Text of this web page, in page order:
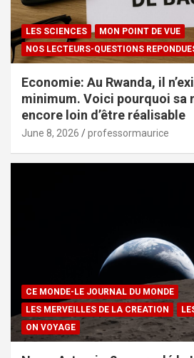
LES SCIENCES
MON POINT DE VUE
NOS LECTEURS-QUESTIONS
Economie: Au Rwanda, il
minimum. Voici pourquoi sa
encore loin d’être réalisable
June 8, 2026 professormaurice
CE MONDE-LE JOURNAL DU MONDE
LES MERVEILLES DE LA CREATION
ON VOYAGE